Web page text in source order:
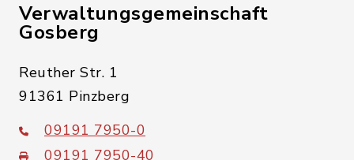
Verwaltungsgemeinschaft
Gosberg
Reuther Str. 1
91361 Pinzberg
09191 7950-0
09191 7950-40